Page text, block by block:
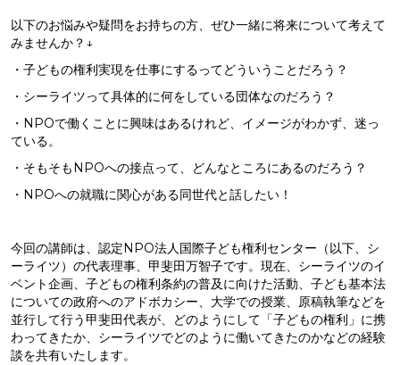
以下のお悩みや疑問をお持ちの方、ぜひ一緒に将来について考えて
みませんか？↓
・子どもの権利実現を仕事にするってどういうことだろう？
・シーライツって具体的に何をしている団体なのだろう？
・NPOで働くことに興味はあるけれど、イメージがわかず、迷っ
ている。
・そもそもNPOへの接点って、どんなところにあるのだろう？
・NPOへの就職に関心がある同世代と話したい！
今回の講師は、認定NPO法人国際子ども権利センター（以下、シ
ーライツ）の代表理事、甲斐田万智子です。現在、シーライツのイ
ベント企画、子どもの権利条約の普及に向けた活動、子ども基本法
についての政府へのアドボカシー、大学での授業、原稿執筆などを
並行して行う甲斐田代表が、どのようにして「子どもの権利」に携
わってきたか、シーライツでどのように働いてきたのかなどの経験
談を共有いたします。